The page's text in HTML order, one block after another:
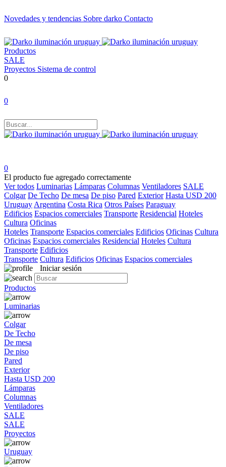
Novedades y tendencias Sobre darko Contacto
Productos
SALE
Proyectos Sistema de control
0
0
0
El producto fue agregado correctamente
Ver todos Luminarias Lámparas Columnas Ventiladores SALE
Colgar De Techo De mesa De piso Pared Exterior Hasta USD 200
Uruguay Argentina Costa Rica Otros Países Paraguay
Edificios Espacios comerciales Transporte Residencial Hoteles
Cultura Oficinas
Hoteles Transporte Espacios comerciales Edificios Oficinas Cultura
Oficinas Espacios comerciales Residencial Hoteles Cultura
Transporte Edificios
Transporte Cultura Edificios Oficinas Espacios comerciales
Iniciar sesión
Productos
Luminarias
Colgar
De Techo
De mesa
De piso
Pared
Exterior
Hasta USD 200
Lámparas
Columnas
Ventiladores
SALE
SALE
Proyectos
Uruguay